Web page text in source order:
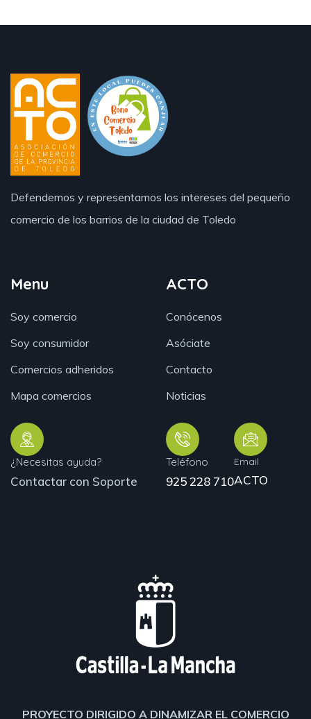
Defendemos y representamos los intereses del pequeño
comercio de los barrios de la ciudad de Toledo
Menu
Soy comercio
Soy consumidor
Comercios adheridos
Mapa comercios
¿Necesitas ayuda?
Contactar con Soporte
ACTO
Conócenos
Asóciate
Contacto
Noticias
Teléfono
925 228 710
Email
ACTO
PROYECTO DIRIGIDO A DINAMIZAR EL COMERCIO